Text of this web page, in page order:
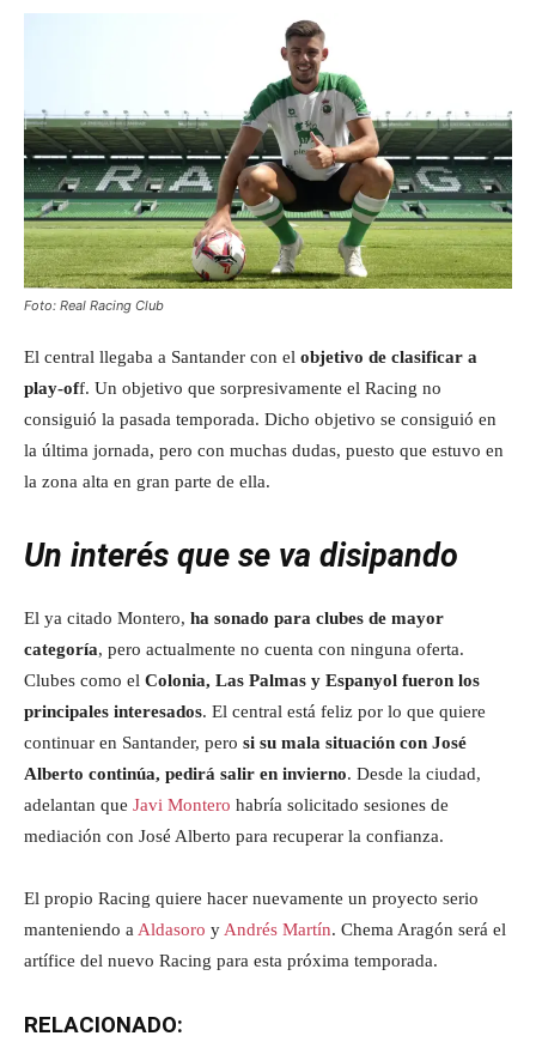
Foto: Real Racing Club
El central llegaba a Santander con el objetivo de clasificar a
play-off. Un objetivo que sorpresivamente el Racing no
consiguió la pasada temporada. Dicho objetivo se consiguió en
la última jornada, pero con muchas dudas, puesto que estuvo en
la zona alta en gran parte de ella.
Un interés que se va disipando
El ya citado Montero, ha sonado para clubes de mayor
categoría, pero actualmente no cuenta con ninguna oferta.
Clubes como el Colonia, Las Palmas y Espanyol fueron los
principales interesados. El central está feliz por lo que quiere
continuar en Santander, pero si su mala situación con José
Alberto continúa, pedirá salir en invierno. Desde la ciudad,
adelantan que Javi Montero habría solicitado sesiones de
mediación con José Alberto para recuperar la confianza.
El propio Racing quiere hacer nuevamente un proyecto serio
manteniendo a Aldasoro y Andrés Martín. Chema Aragón será el
artífice del nuevo Racing para esta próxima temporada.
RELACIONADO: